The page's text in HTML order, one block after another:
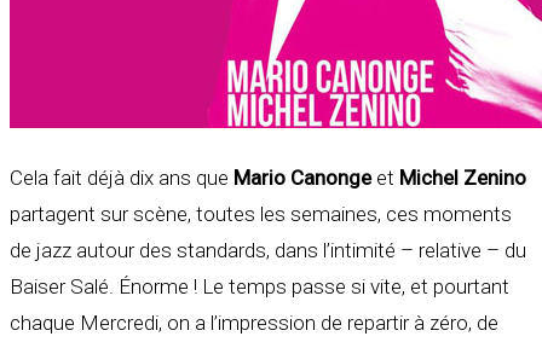
Cela fait déjà dix ans que Mario Canongeet Michel Zenino
partagent sur scène, toutes les semaines, ces moments
de jazz autour des standards, dans l’intimité – relative – du
Baiser Salé. Énorme ! Le temps passe si vite, et pourtant
chaque Mercredi, on a l’impression de repartir à zéro, de